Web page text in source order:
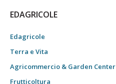
EDAGRICOLE
Edagricole
Terra e Vita
Agricommercio & Garden Center
Frutticoltura